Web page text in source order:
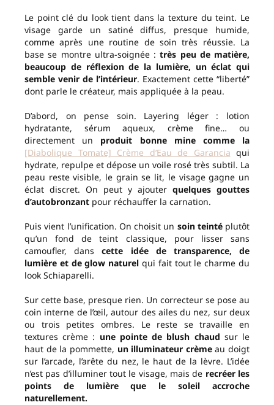
Le point clé du look tient dans la texture du teint. Le
visage garde un satiné diffus, presque humide,
comme après une routine de soin très réussie. La
base se montre ultra-soignée :très peu de matière,
beaucoup de réflexion de la lumière, un éclat qui
semble venir de l’intérieur. Exactement cette “liberté”
dont parle le créateur, mais appliquée à la peau.
D’abord, on pense soin. Layering léger : lotion
hydratante, sérum aqueux, crème fine… ou
directement un produit bonne mine comme la
[Diabolique Tomate] Crème d’Eau de Garancia qui
hydrate, repulpe et dépose un voile rosé très subtil. La
peau reste visible, le grain se lit, le visage gagne un
éclat discret. On peut y ajouter quelques gouttes
d’autobronzant pour réchauffer la carnation.
Puis vient l’unification. On choisit un soin teintéplutôt
qu’un fond de teint classique, pour lisser sans
camoufler, danscette idée de transparence, de
lumière et de glow naturel qui fait tout le charme du
look Schiaparelli.
Sur cette base, presque rien. Un correcteur se pose au
coin interne de l’œil, autour des ailes du nez, sur deux
ou trois petites ombres. Le reste se travaille en
textures crème : une pointe de blush chaud sur le
haut de la pommette, un illuminateur crèmeau doigt
sur l’arcade, l’arête du nez, le haut de la lèvre. L’idée
n’est pas d’illuminer tout le visage, mais de recréer les
points de lumière que le soleil accroche
naturellement.